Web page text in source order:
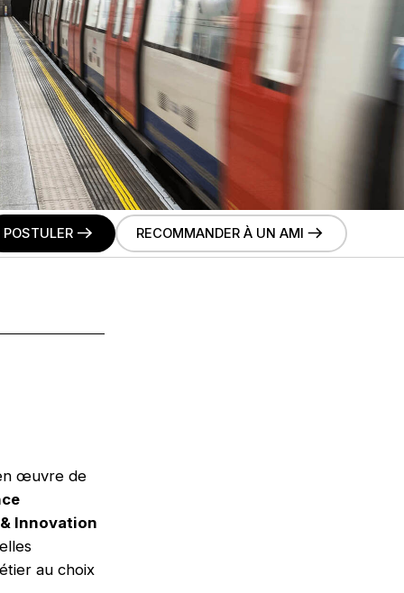
POSTULER RECOMMANDER À UN AMI
œuvre de
Innovation
au choix